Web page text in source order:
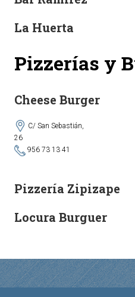
La Huerta
Pizzerías y
Cheese Burger
C/ San Sebastián,
956 73 13 41
Pizzería Zipizape
Locura Burguer